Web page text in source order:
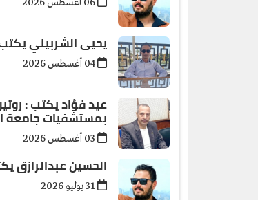
يحيى الشربيني
عيد فؤاد يكتب :
بمستشفيات جامعة
الحسين عبدالرازق